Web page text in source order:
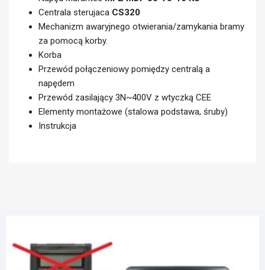
Centrala sterujaca CS320
Mechanizm awaryjnego otwierania/zamykania bramy
za pomocą korby.
Korba
Przewód połączeniowy pomiędzy centralą a
napędem
Przewód zasilający 3N~400V z wtyczką CEE
Elementy montażowe (stalowa podstawa, śruby)
Instrukcja